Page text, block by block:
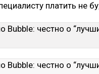
платить не